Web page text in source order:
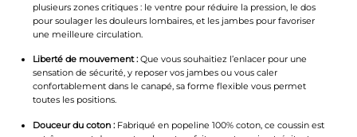
plusieurs zones critiques : le ventre pour réduire la pression, le dos
pour soulager les douleurs lombaires, et les jambes pour favoriser
une meilleure circulation.
Liberté de mouvement :Que vous souhaitiez l’enlacer pour une
sensation de sécurité, y reposer vos jambes ou vous caler
confortablement dans le canapé, sa forme flexible vous permet
toutes les positions.
Douceur du coton :Fabriqué en popeline 100% coton, ce coussin est